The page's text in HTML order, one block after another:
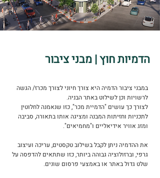
הדמיות חוץ | מבני ציבור
במבני ציבור הדמיה היא צורך חיוני לצורך מכרז/ הגשה
לרשויות וכן לשילוט באתר הבניה.
לצורך כך עושים "הדמיית מכר", כזו שנאמנה לחלוטין
לתכניות וחזיתות המבנה ומציגה אותו בתאורה, סביבה
ומזג אוויר אידיאליים ו"מחמיאים".
את ההדמיה ניתן לקבל בשילוב טקסטים, עריכה ועיצוב
גרפי, וברזולוציה גבוהה ביותר, כזו שתתאים להדפסה על
שלט גדול באתר או באמצעי פרסום שונים.